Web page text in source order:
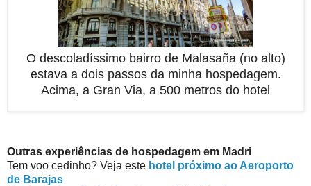
O descoladíssimo bairro de Malasaña (no alto)
estava a dois passos da minha hospedagem.
Acima, a Gran Via, a 500 metros do hotel
Outras experiências de hospedagem em Madri
Tem voo cedinho? Veja este hotel próximo ao Aeroporto
de Barajas